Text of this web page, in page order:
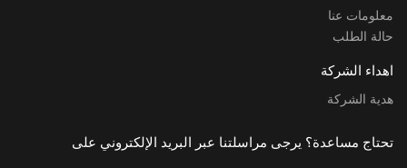
معلومات عنا
حالة الطلب
اهداء الشركة
هدية الشركة
تحتاج مساعدة؟ يرجى مراسلتنا عبر البريد الإلكتروني على